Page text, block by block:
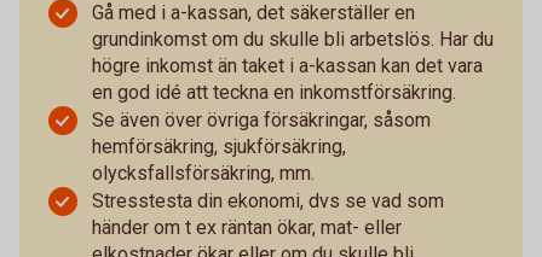
Gå med i a-kassan, det säkerställer en
grundinkomst om du skulle bli arbetslös. Har du
högre inkomst än taket i a-kassan kan det vara
en god idé att teckna en inkomstförsäkring.
Se även över övriga försäkringar, såsom
hemförsäkring, sjukförsäkring,
olycksfallsförsäkring, mm.
Stresstesta din ekonomi, dvs se vad som
händer om t ex räntan ökar, mat- eller